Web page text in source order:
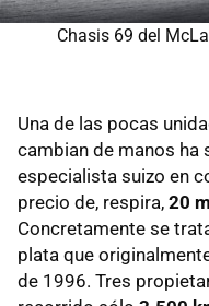
Chasis 69 del
Una de las pocas
cambian de manos ha
especialista suizo en
precio de, respira, 20
Concretamente se
plata que
de 1996. Tres